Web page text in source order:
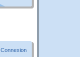
Connexion